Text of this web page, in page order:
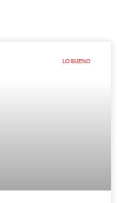
LO BUENO